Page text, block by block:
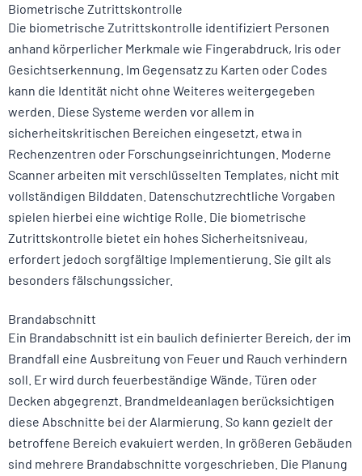
Biometrische Zutrittskontrolle
Die biometrische Zutrittskontrolle identifiziert Personen
anhand körperlicher Merkmale wie Fingerabdruck, Iris oder
Gesichtserkennung. Im Gegensatz zu Karten oder Codes
kann die Identität nicht ohne Weiteres weitergegeben
werden. Diese Systeme werden vor allem in
sicherheitskritischen Bereichen eingesetzt, etwa in
Rechenzentren oder Forschungseinrichtungen. Moderne
Scanner arbeiten mit verschlüsselten Templates, nicht mit
vollständigen Bilddaten. Datenschutzrechtliche Vorgaben
spielen hierbei eine wichtige Rolle. Die biometrische
Zutrittskontrolle bietet ein hohes Sicherheitsniveau,
erfordert jedoch sorgfältige Implementierung. Sie gilt als
besonders fälschungssicher.
Brandabschnitt
Ein Brandabschnitt ist ein baulich definierter Bereich, der im
Brandfall eine Ausbreitung von Feuer und Rauch verhindern
soll. Er wird durch feuerbeständige Wände, Türen oder
Decken abgegrenzt. Brandmeldeanlagen berücksichtigen
diese Abschnitte bei der Alarmierung. So kann gezielt der
betroffene Bereich evakuiert werden. In größeren Gebäuden
sind mehrere Brandabschnitte vorgeschrieben. Die Planung